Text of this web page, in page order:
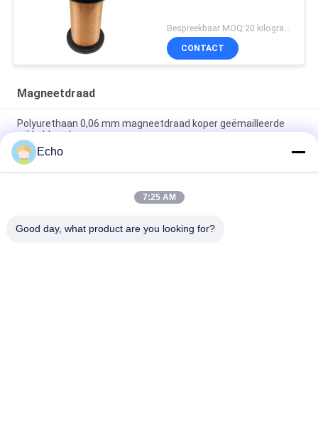
CONTACT
Magneetdraad
Polyurethaan 0,06 mm magneetdraad koper geëmailleerde
wikkeldraad
0.15mm gelaagd koperen wikkeldraad gelaagd draad
meetgrafiek
de 0.036mm Geëmailleerde Draad van de Kopermagneet voor
Echo
7:25 AM
Good day, what product are you looking for?